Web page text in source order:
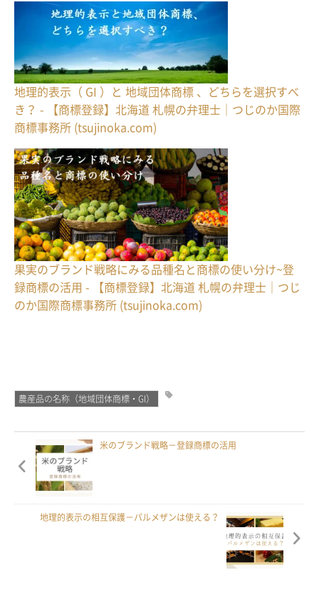
地理的表示（ GI ）と 地域団体商標 、どちらを選択すべ
き？ - 【商標登録】北海道 札幌の弁理士｜つじのか国際
商標事務所 (tsujinoka.com)
果実のブランド戦略にみる品種名と商標の使い分け~登
録商標の活用 - 【商標登録】北海道 札幌の弁理士｜つじ
のか国際商標事務所 (tsujinoka.com)
農産品の名称（地域団体商標・GI）
米のブランド戦略－登録商標の活用
地理的表示の相互保護－パルメザンは使える？